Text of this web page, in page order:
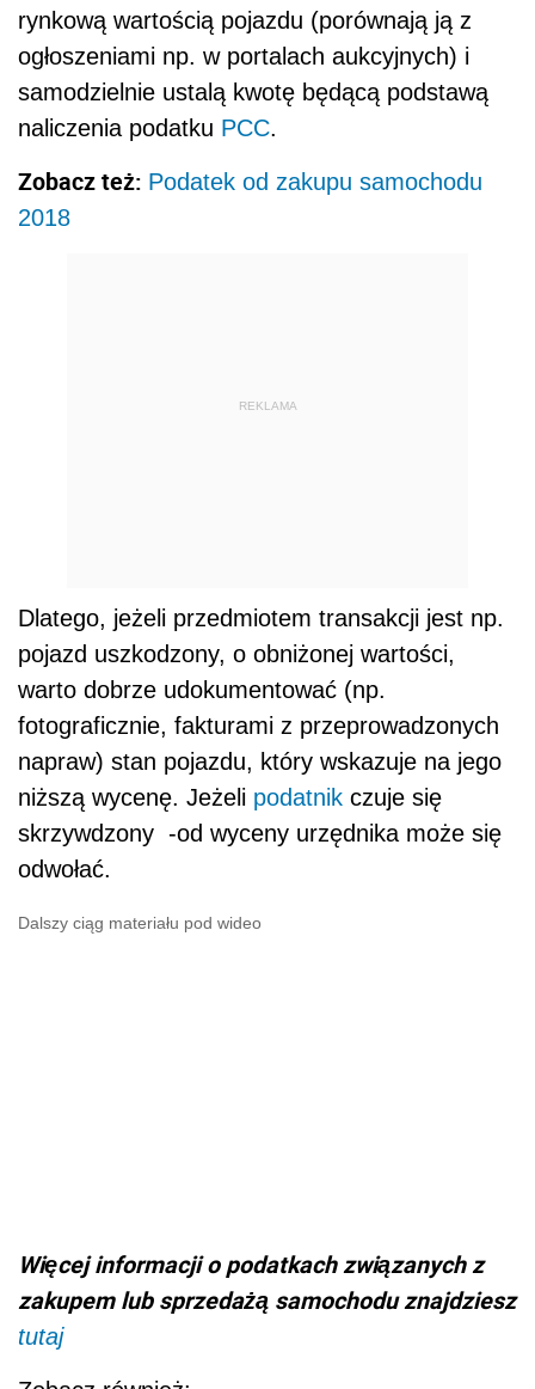
rynkową wartością pojazdu (porównają ją z
ogłoszeniami np. w portalach aukcyjnych) i
samodzielnie ustalą kwotę będącą podstawą
naliczenia podatku PCC.
Zobacz też: Podatek od zakupu samochodu
2018
REKLAMA
Dlatego, jeżeli przedmiotem transakcji jest np.
pojazd uszkodzony, o obniżonej wartości,
warto dobrze udokumentować (np.
fotograficznie, fakturami z przeprowadzonych
napraw) stan pojazdu, który wskazuje na jego
niższą wycenę. Jeżeli podatnik czuje się
skrzywdzony -od wyceny urzędnika może się
odwołać.
Dalszy ciąg materiału pod wideo
Więcej informacji o podatkach związanych z
zakupem lub sprzedażą samochodu znajdziesz
tutaj